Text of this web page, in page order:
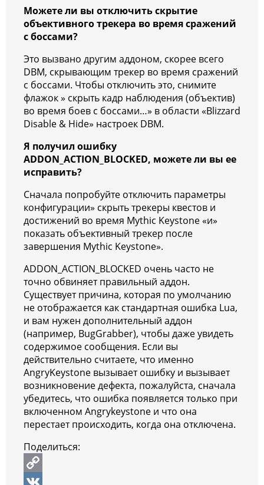
Можете ли вы отключить скрытие
объективного трекера во время сражений
с боссами?
Это вызвано другим аддоном, скорее всего
DBM, скрывающим трекер во время сражений
с боссами. Чтобы отключить это, снимите
флажок » скрыть кадр наблюдения (объектив)
во время боев с боссами…» в области «Blizzard
Disable & Hide» настроек DBM.
Я получил ошибку
ADDON_ACTION_BLOCKED, можете ли вы ее
исправить?
Сначала попробуйте отключить параметры
конфигурации» скрыть трекеры квестов и
достижений во время Mythic Keystone «и»
показать объективный трекер после
завершения Mythic Keystone».
ADDON_ACTION_BLOCKED очень часто не
точно обвиняет правильный аддон.
Существует причина, которая по умолчанию
не отображается как стандартная ошибка Lua,
и вам нужен дополнительный аддон
(например, BugGrabber), чтобы даже увидеть
содержимое сообщения. Если вы
действительно считаете, что именно
AngryKeystone вызывает ошибку и вызывает
возникновение дефекта, пожалуйста, сначала
убедитесь, что ошибка появляется только при
включенном Angrykeystone и что она
перестает происходить, когда она отключена.
Поделиться:
C